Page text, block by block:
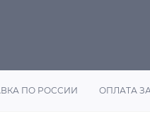
ПО РОССИИ ОПЛАТА